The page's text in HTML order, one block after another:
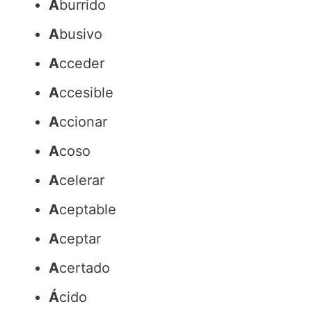
Aburrido
Abusivo
Acceder
Accesible
Accionar
Acoso
Acelerar
Aceptable
Aceptar
Acertado
Ácido